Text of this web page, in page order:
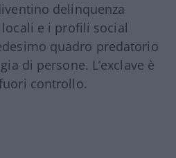
delinquenza
e i profili social
quadro predatorio
di persone. L’exclave è
controllo.